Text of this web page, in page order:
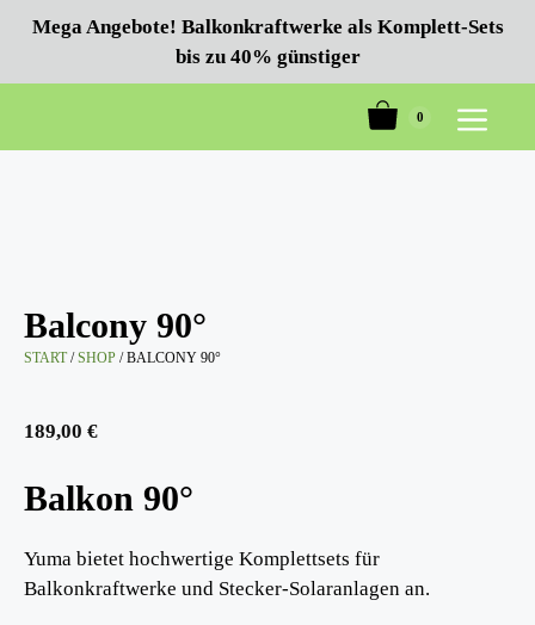
Mega Angebote! Balkonkraftwerke als Komplett-Sets
bis zu 40% günstiger
0
Menü
Balcony 90°
START/SHOP / BALCONY 90°
189,00 €
Balkon 90°
Yuma bietet hochwertige Komplettsets für
Balkonkraftwerke und Stecker-Solaranlagen an.